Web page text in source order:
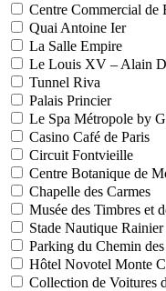
Centre Commercial de
Quai Antoine Ier
La Salle Empire
Le Louis XV – Alain
Tunnel Riva
Palais Princier
Le Spa Métropole by
Casino Café de Paris
Circuit Fontvieille
Centre Botanique de
Chapelle des Carmes
Musée des Timbres et
Stade Nautique
Parking du Chemin des
Hôtel Novotel Monte
Collection de Voitures